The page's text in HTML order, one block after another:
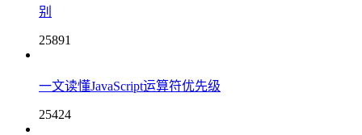
别
25891
一文读懂JavaScript运算符优先级
25424